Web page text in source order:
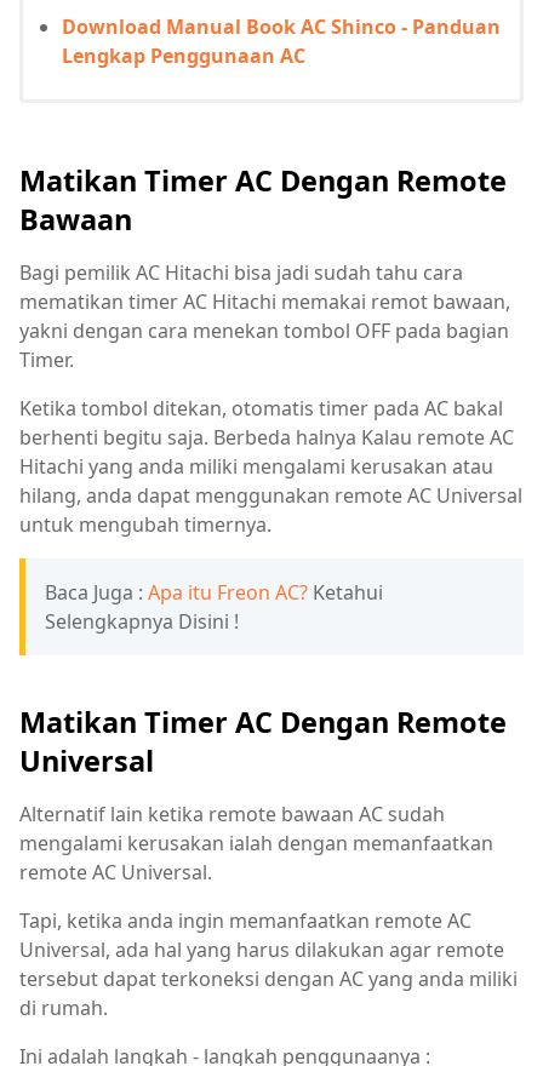
Download Manual Book AC Shinco - Panduan
Lengkap Penggunaan AC
Matikan Timer AC Dengan Remote
Bawaan
Bagi pemilik AC Hitachi bisa jadi sudah tahu cara
mematikan timer AC Hitachi memakai remot bawaan,
yakni dengan cara menekan tombol OFF pada bagian
Timer.
Ketika tombol ditekan, otomatis timer pada AC bakal
berhenti begitu saja. Berbeda halnya Kalau remote AC
Hitachi yang anda miliki mengalami kerusakan atau
hilang, anda dapat menggunakan remote AC Universal
untuk mengubah timernya.
Baca Juga : Apa itu Freon AC? Ketahui
Selengkapnya Disini !
Matikan Timer AC Dengan Remote
Universal
Alternatif lain ketika remote bawaan AC sudah
mengalami kerusakan ialah dengan memanfaatkan
remote AC Universal.
Tapi, ketika anda ingin memanfaatkan remote AC
Universal, ada hal yang harus dilakukan agar remote
tersebut dapat terkoneksi dengan AC yang anda miliki
di rumah.
Ini adalah langkah - langkah penggunaanya :